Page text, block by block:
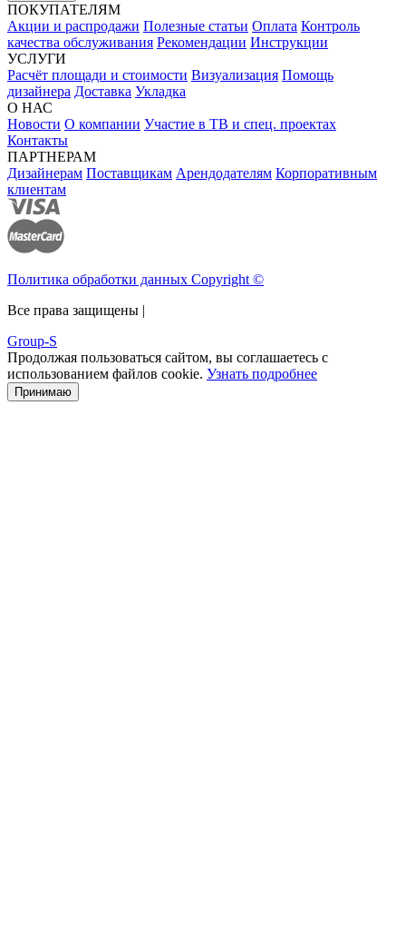
ПОКУПАТЕЛЯМ
Акции и распродажи Полезные статьи Оплата Контроль
качества обслуживания Рекомендации Инструкции
УСЛУГИ
Расчёт площади и стоимости Визуализация Помощь
дизайнера Доставка Укладка
О НАС
Новости О компании Участие в ТВ и спец. проектах
Контакты
ПАРТНЕРАМ
Дизайнерам Поставщикам Арендодателям Корпоративным
клиентам
Политика обработки данных Copyright ©
Все права защищены |
Group-S
Продолжая пользоваться сайтом, вы соглашаетесь с
использованием файлов cookie. Узнать подробнее
Принимаю